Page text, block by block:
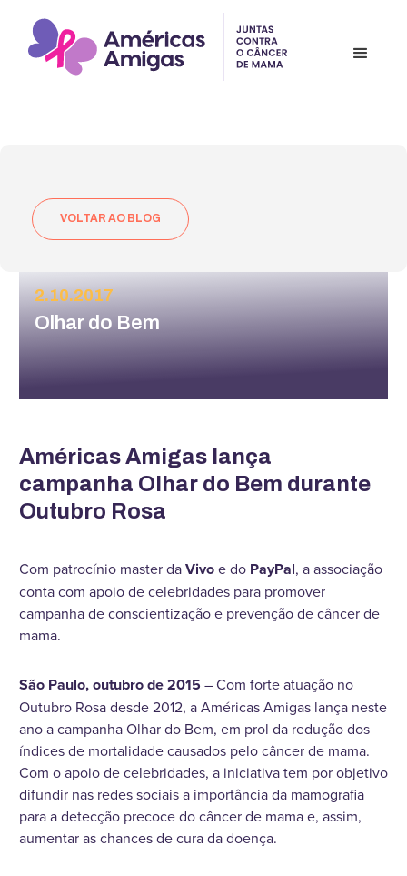
VOLTAR AO BLOG
2.10.2017
Olhar do Bem
Américas Amigas lança
campanha Olhar do Bem durante
Outubro Rosa
Com patrocínio master daVivoe do PayPal, a associação
conta com apoio de celebridades para promover
campanha de conscientização e prevenção de câncer de
mama.
São Paulo, outubro de 2015 – Com forte atuação no
Outubro Rosa desde 2012, a Américas Amigas lança neste
ano a campanha Olhar do Bem, em prol da redução dos
índices de mortalidade causados pelo câncer de mama.
Com o apoio de celebridades, a iniciativa tem por objetivo
difundir nas redes sociais a importância da mamografia
para a detecção precoce do câncer de mama e, assim,
aumentar as chances de cura da doença.